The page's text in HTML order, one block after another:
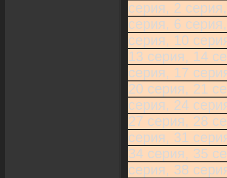
серия, 2
серия, 6
серия, 10
13 серия, 14
серия, 17
20 серия, 21
серия, 24
27 серия, 28
серия, 31
34 серия, 35
серия, 38